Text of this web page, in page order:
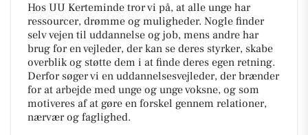
Hos UU Kerteminde tror vi på, at alle unge har
ressourcer, drømme og muligheder. Nogle finder
selv vejen til uddannelse og job, mens andre har
brug for en vejleder, der kan se deres styrker, skabe
overblik og støtte dem i at finde deres egen retning.
Derfor søger vi en uddannelsesvejleder, der brænder
for at arbejde med unge og unge voksne, og som
motiveres af at gøre en forskel gennem relationer,
nærvær og faglighed.